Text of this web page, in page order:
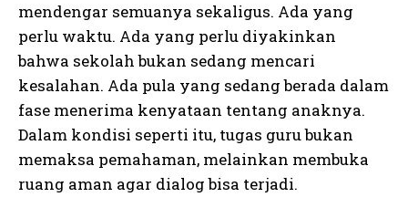
mendengar semuanya sekaligus. Ada yang
perlu waktu. Ada yang perlu diyakinkan
bahwa sekolah bukan sedang mencari
kesalahan. Ada pula yang sedang berada dalam
fase menerima kenyataan tentang anaknya.
Dalam kondisi seperti itu, tugas guru bukan
memaksa pemahaman, melainkan membuka
ruang aman agar dialog bisa terjadi.